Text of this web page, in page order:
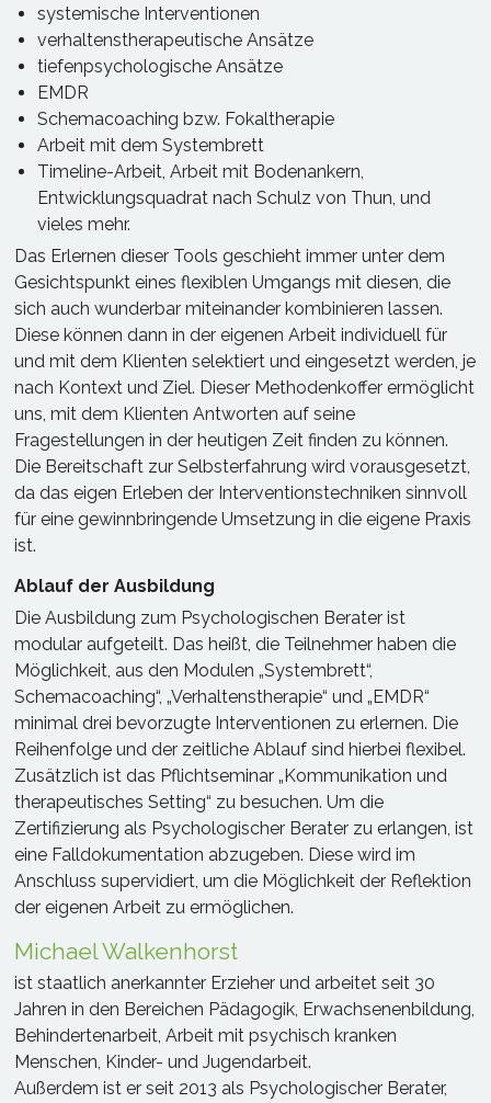
systemische Interventionen
verhaltenstherapeutische Ansätze
tiefenpsychologische Ansätze
EMDR
Schemacoaching bzw. Fokaltherapie
Arbeit mit dem Systembrett
Timeline-Arbeit, Arbeit mit Bodenankern,
Entwicklungsquadrat nach Schulz von Thun, und
vieles mehr.
Das Erlernen dieser Tools geschieht immer unter dem
Gesichtspunkt eines flexiblen Umgangs mit diesen, die
sich auch wunderbar miteinander kombinieren lassen.
Diese können dann in der eigenen Arbeit individuell für
und mit dem Klienten selektiert und eingesetzt werden, je
nach Kontext und Ziel. Dieser Methodenkoffer ermöglicht
uns, mit dem Klienten Antworten auf seine
Fragestellungen in der heutigen Zeit finden zu können.
Die Bereitschaft zur Selbsterfahrung wird vorausgesetzt,
da das eigen Erleben der Interventionstechniken sinnvoll
für eine gewinnbringende Umsetzung in die eigene Praxis
ist.
Ablauf der Ausbildung
Die Ausbildung zum Psychologischen Berater ist
modular aufgeteilt. Das heißt, die Teilnehmer haben die
Möglichkeit, aus den Modulen „Systembrett“,
Schemacoaching“, „Verhaltenstherapie“ und „EMDR“
minimal drei bevorzugte Interventionen zu erlernen. Die
Reihenfolge und der zeitliche Ablauf sind hierbei flexibel.
Zusätzlich ist das Pflichtseminar „Kommunikation und
therapeutisches Setting“ zu besuchen. Um die
Zertifizierung als Psychologischer Berater zu erlangen, ist
eine Falldokumentation abzugeben. Diese wird im
Anschluss supervidiert, um die Möglichkeit der Reflektion
der eigenen Arbeit zu ermöglichen.
Michael Walkenhorst
ist staatlich anerkannter Erzieher und arbeitet seit 30
Jahren in den Bereichen Pädagogik, Erwachsenenbildung,
Behindertenarbeit, Arbeit mit psychisch kranken
Menschen, Kinder- und Jugendarbeit.
Außerdem ist er seit 2013 als Psychologischer Berater,